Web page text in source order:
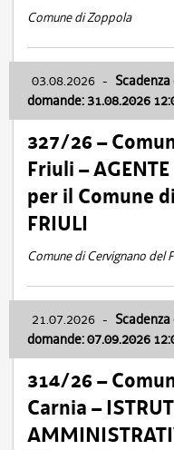
Comune di Zoppola
03.08.2026 -
domande: 31.08.2026
327/26 –
Friuli –
per il Comune
FRIULI
Comune di Cervignano del
21.07.2026 -
domande: 07.09.2026
314/26 –
Carnia –